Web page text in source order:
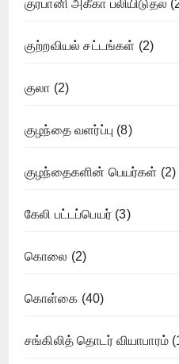
குர்பானி அகீகா பலியிடுதல்
குற்றவியல் சட்டங்கள் (2)
குலா (2)
குழந்தை வளர்ப்பு (8)
குழந்தைகளின் பெயர்கள் (2)
கேலி பட்டப்பெயர் (3)
கொலை (2)
கொள்கை (40)
சங்கிலித் தொடர் வியாபாரம்